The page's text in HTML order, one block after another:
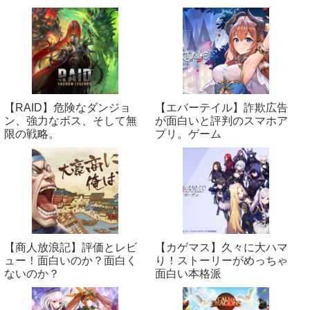
【RAID】危険なダンジョ
ン、強力なボス、そして無
限の戦略。
【エバーテイル】詐欺広告
が面白いと評判のスマホア
プリ。ゲーム
【商人放浪‪記】評価とレビ
ュー！面白いのか？面白く
ないのか？
【カゲマス】久々に大ハマ
り！ストーリーがめっちゃ
面白い本格派